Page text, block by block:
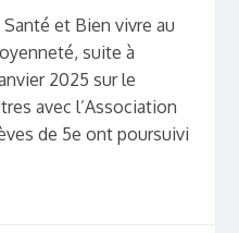
et Bien vivre au
suite à
2025 sur le
avec l’Association
de 5e ont poursuivi